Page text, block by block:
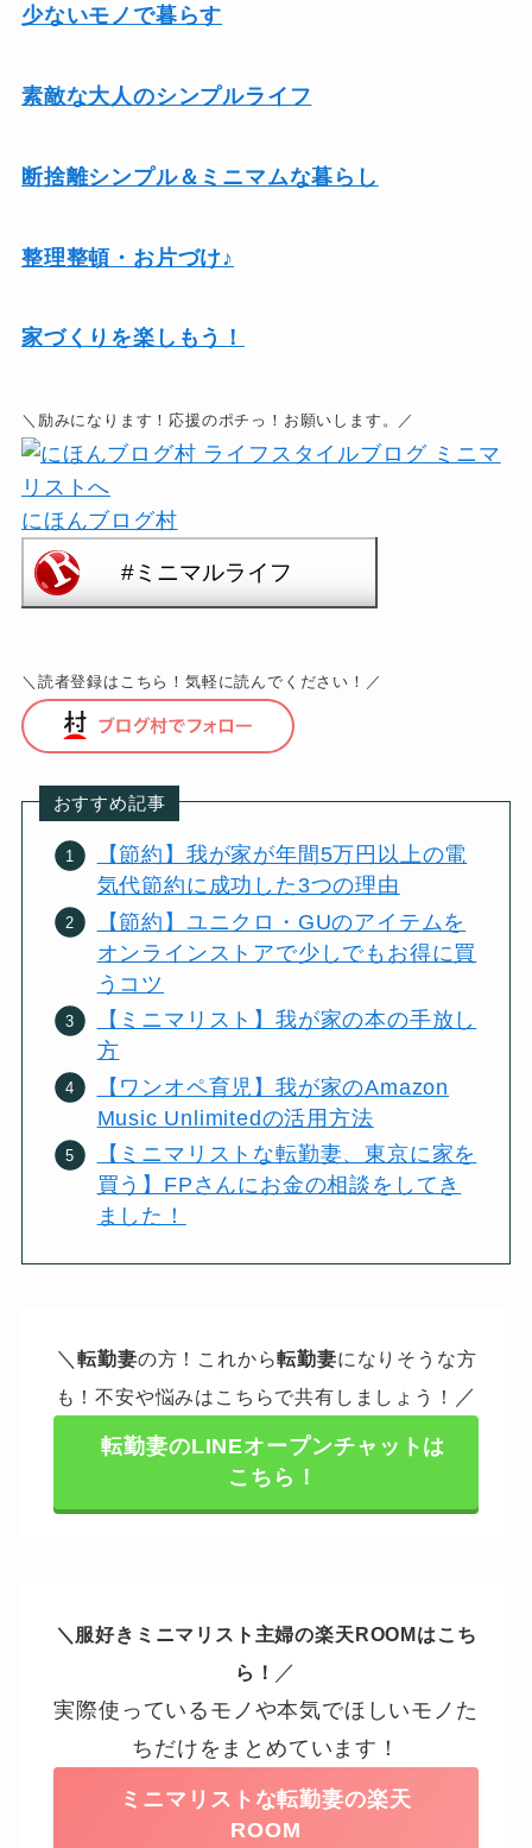
少ないモノで暮らす
素敵な大人のシンプルライフ
断捨離シンプル＆ミニマムな暮らし
整理整頓・お片づけ♪
家づくりを楽しもう！
＼励みになります！応援のポチっ！お願いします。／
にほんブログ村
＼読者登録はこちら！気軽に読んでください！／
おすすめ記事
【節約】我が家が年間5万円以上の電
気代節約に成功した3つの理由
【節約】ユニクロ・GUのアイテムを
オンラインストアで少しでもお得に買
うコツ
【ミニマリスト】我が家の本の手放し
方
【ワンオペ育児】我が家のAmazon
Music Unlimitedの活用方法
【ミニマリストな転勤妻、東京に家を
買う】FPさんにお金の相談をしてき
ました！
＼転勤妻の方！これから転勤妻になりそうな方
も！不安や悩みはこちらで共有しましょう！
／
転勤妻のLINEオープンチャットは
こちら！
＼服好きミニマリスト主婦の楽天ROOMはこち
ら！ ／
実際使っているモノや本気でほしいモノた
ちだけをまとめています！
ミニマリストな転勤妻の楽天
ROOM